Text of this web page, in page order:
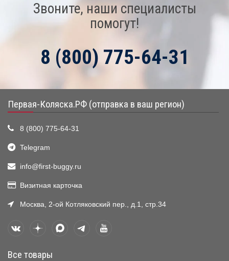
Звоните, наши специалисты
помогут!
8 (800) 775-64-31
Первая-Коляска.РФ (отправка в ваш регион)
8 (800) 775-64-31
Telegram
info@first-buggy.ru
Визитная карточка
Москва, 2-ой Котляковский пер., д.1, стр.34
Все товары